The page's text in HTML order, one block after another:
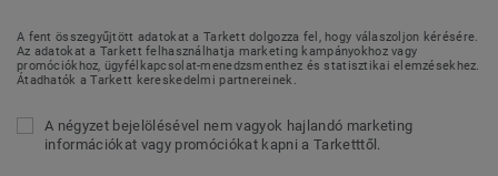
A fent összegyűjtött adatokat a Tarkett dolgozza fel, hogy válaszoljon kérésére.
Az adatokat a Tarkett felhasználhatja marketing kampányokhoz vagy
promóciókhoz, ügyfélkapcsolat-menedzsmenthez és statisztikai elemzésekhez.
Átadhatók a Tarkett kereskedelmi partnereinek.
A négyzet bejelölésével nem vagyok hajlandó marketing
információkat vagy promóciókat kapni a Tarketttől.